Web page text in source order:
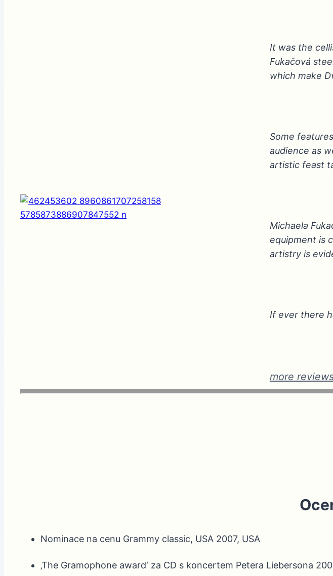
It was the
Fukačová
which make
Some
audience as
artistic feast
Michaela
equipment is
artistry is
If ever there
more
Nominace na cenu Grammy classic, USA 2007, USA
‚The Gramophone award‘ za CD s koncertem Petera Liebersona